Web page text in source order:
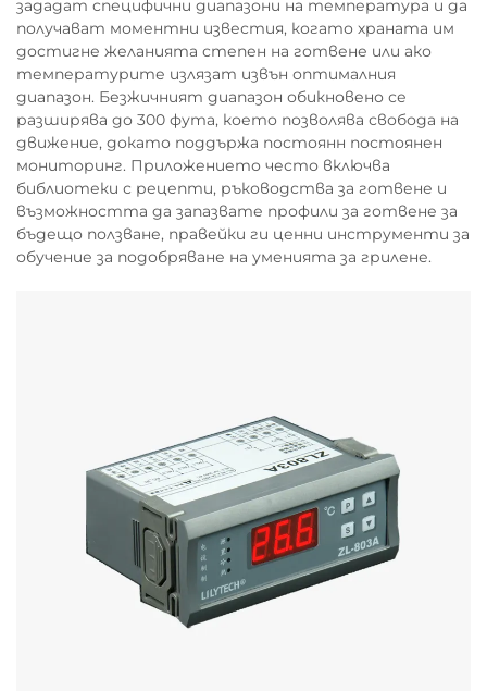
зададат специфични диапазони на температура и да
получават моментни известия, когато храната им
достигне желанията степен на готвене или ако
температурите излязат извън оптималния
диапазон. Безжичният диапазон обикновено се
разширява до 300 фута, което позволява свобода на
движение, докато поддържа постоянн постоянен
мониторинг. Приложението често включва
библиотеки с рецепти, ръководства за готвене и
възможността да запазвате профили за готвене за
бъдещо ползване, правейки ги ценни инструменти за
обучение за подобряване на уменията за грилене.